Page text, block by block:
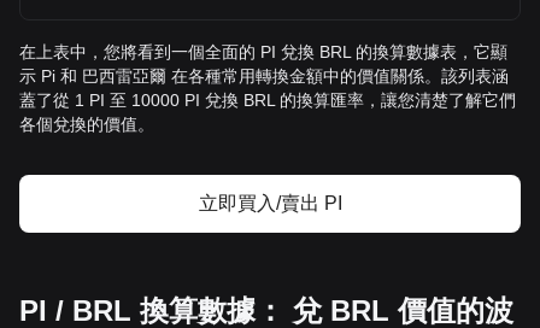
在上表中，您將看到一個全面的 PI 兌換 BRL 的換算數據表，它顯
示 Pi 和 巴西雷亞爾 在各種常用轉換金額中的價值關係。該列表涵
蓋了從 1 PI 至 10000 PI 兌換 BRL 的換算匯率，讓您清楚了解它們
各個兌換的價值。
立即買入/賣出 PI
PI / BRL 換算數據： 兌 BRL 價值的波